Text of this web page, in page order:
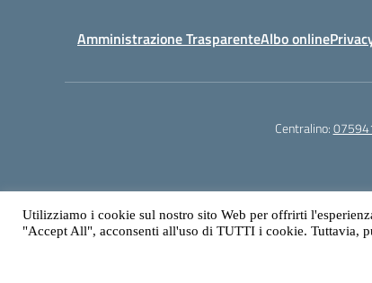
Amministrazione TrasparenteAlbo online
Centralino:
Utilizziamo i cookie sul nostro sito Web per offrirti
"Accept All", acconsenti all'uso di TUTTI i cookie. Tuttavia,